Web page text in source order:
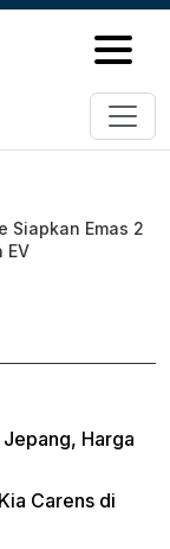
Siapkan Emas 2
EV
Harga
Carens di